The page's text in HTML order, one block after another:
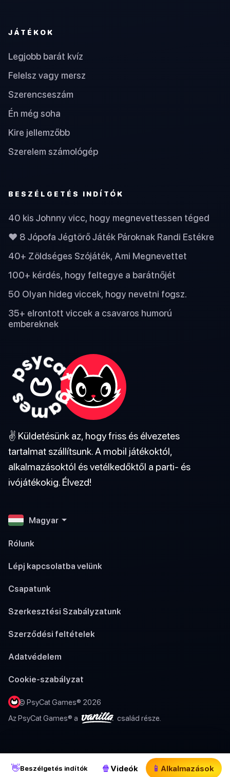
👋Beszélgetés indítók 🍿 Videók 📱 Alkalmazások
JÁTÉKOK
Legjobb barát kvíz
Felelsz vagy mersz
Szerencseszám
Én még soha
Kire jellemzőbb
Szerelem számológép
BESZÉLGETÉS INDÍTÓK
40 kis Johnny vicc, hogy megnevettessen téged
❤️ 8 Jópofa Jégtörő Játék Pároknak Randi Estékre
40+ Zöldséges Szójáték, Ami Megnevettet
100+ kérdés, hogy feltegye a barátnőjét
50 Olyan hideg viccek, hogy nevetni fogsz.
35+ elrontott viccek a csavaros humorú
embereknek
✌️ Küldetésünk az, hogy friss és élvezetes
tartalmat szállítsunk. A mobil játékoktól,
alkalmazásoktól és vetélkedőktől a parti- és
ivójátékokig. Élvezd!
Magyar
Rólunk
Lépj kapcsolatba velünk
Csapatunk
Szerkesztési Szabályzatunk
Szerződési feltételek
Adatvédelem
Cookie-szabályzat
© PsyCat Games® 2026
Az PsyCat Games® a
család része.